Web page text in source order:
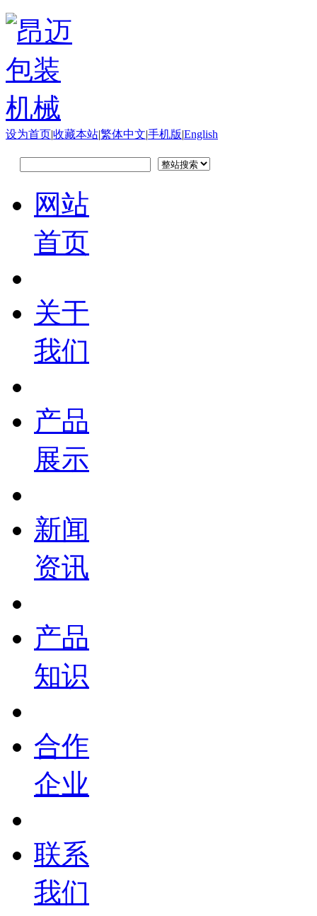
设为首页|收藏本站|繁体中文|手机版|English
网站
首页
关于
我们
产品
展示
新闻
资讯
产品
知识
合作
企业
联系
我们